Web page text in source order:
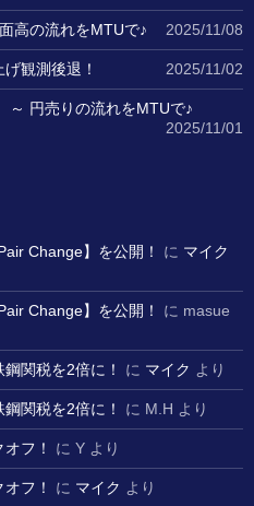
高の流れをMTUで♪ 2025/11/08
観測後退！ 2025/11/02
～ 円売りの流れをMTUで♪
2025/11/01
Change】を公開！ に マイク
Change】を公開！ に masue
関税を2倍に！ に マイク より
関税を2倍に！ に M.H より
フ！ に Y より
フ！ に マイク より